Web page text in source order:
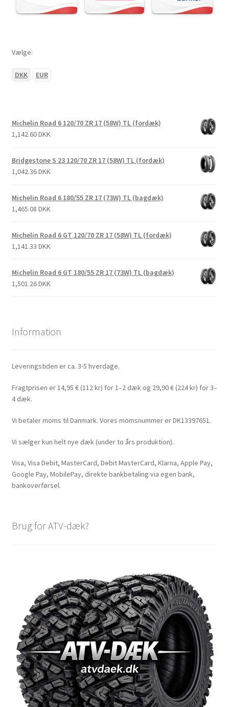
Vælge:
DKK EUR
Michelin Road 6 120/70 ZR 17 (58W) TL (fordæk)
1,142.60 DKK
Bridgestone S 23 120/70 ZR 17 (58W) TL (fordæk)
1,042.36 DKK
Michelin Road 6 180/55 ZR 17 (73W) TL (bagdæk)
1,465.08 DKK
Michelin Road 6 GT 120/70 ZR 17 (58W) TL (fordæk)
1,141.33 DKK
Michelin Road 6 GT 180/55 ZR 17 (73W) TL (bagdæk)
1,501.26 DKK
Information
Leveringstiden er ca. 3-5 hverdage.
Fragtprisen er 14,95 € (112 kr) for 1–2 dæk og 29,90 € (224 kr) for 3–
4 dæk.
Vi betaler moms til Danmark. Vores momsnummer er DK13397651.
Vi sælger kun helt nye dæk (under to års produktion).
Visa, Visa Debit, MasterCard, Debit MasterCard, Klarna, Apple Pay,
Google Pay, MobilePay, direkte bankbetaling via egen bank,
bankoverførsel.
Brug for ATV-dæk?